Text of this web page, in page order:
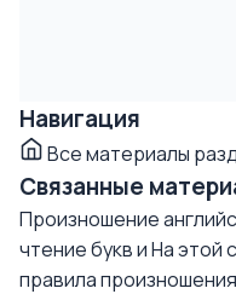
Навигация
Все материалы
Связанные
Произношение
чтение букв иНа этой
правила